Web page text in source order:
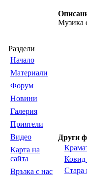
Раздели
Началo
Материали
Форум
Новини
Галерия
Приятели
Видео
Карта на
сайта
Връзка с нас
Музика
Други
Ковид
Стара